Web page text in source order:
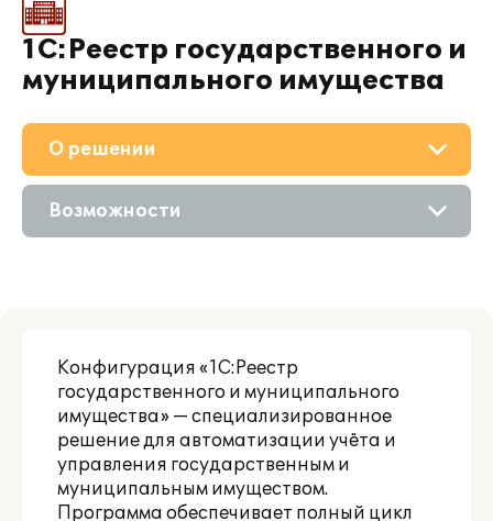
1С:Реестр государственного и
муниципального имущества
О решении
Приобретение
Возможности
Конфигурация «1С:Реестр
государственного и муниципального
имущества» — специализированное
решение для автоматизации учёта и
управления государственным и
муниципальным имуществом.
Программа обеспечивает полный цикл